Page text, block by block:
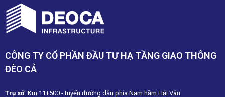
CÔNG TY CỔ PHẦN ĐẦU TƯ HẠ TẦNG GIAO THÔNG
ĐÈO CẢ
Trụ sở: Km 11+500 - tuyến đường dẫn phía Nam hầm Hải Vân